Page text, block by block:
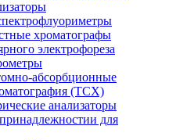
хроматографы
электрофореза
абсорбционные
(ТСХ)
анализаторы
для